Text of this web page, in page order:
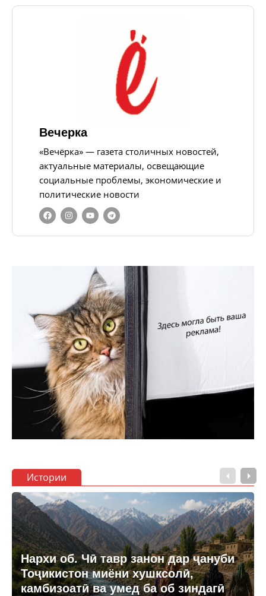
Вечерка
«Вечёрка» — газета столичных новостей,
актуальные материалы, освещающие
социальные проблемы, экономические и
политические новости
Истории
Нархи об. Чӣ тавр занон дар ҷануби
Тоҷикистон миёни хушксолӣ,
камбизоатӣ ва умед ба об зиндагӣ